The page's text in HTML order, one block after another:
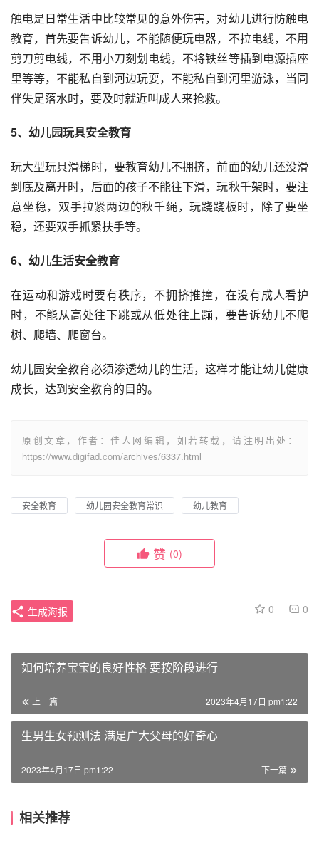
触电是日常生活中比较常见的意外伤害，对幼儿进行防触电
教育，首先要告诉幼儿，不能随便玩电器，不拉电线，不用
剪刀剪电线，不用小刀刻划电线，不将铁丝等插到电源插座
里等等，不能私自到河边玩耍，不能私自到河里游泳，当同
伴失足落水时，要及时就近叫成人来抢救。
5、幼儿园玩具安全教育
玩大型玩具滑梯时，要教育幼儿不拥挤，前面的幼儿还没滑
到底及离开时，后面的孩子不能往下滑，玩秋千架时，要注
意坐稳，双手拉紧两边的秋千绳，玩跷跷板时，除了要坐
稳，还要双手抓紧扶手等。
6、幼儿生活安全教育
在运动和游戏时要有秩序，不拥挤推撞，在没有成人看护
时，不能从高处往下跳或从低处往上蹦，要告诉幼儿不爬
树、爬墙、爬窗台。
幼儿园安全教育必须渗透幼儿的生活，这样才能让幼儿健康
成长，达到安全教育的目的。
原创文章，作者：佳人网编辑，如若转载，请注明出处：
https://www.digifad.com/archives/6337.html
安全教育 幼儿园安全教育常识 幼儿教育
赞 (0)
0 0
生成海报
如何培养宝宝的良好性格 要按阶段进行
上一篇 2023年4月17日 pm1:22
生男生女预测法 满足广大父母的好奇心
下一篇
2023年4月17日 pm1:22
相关推荐